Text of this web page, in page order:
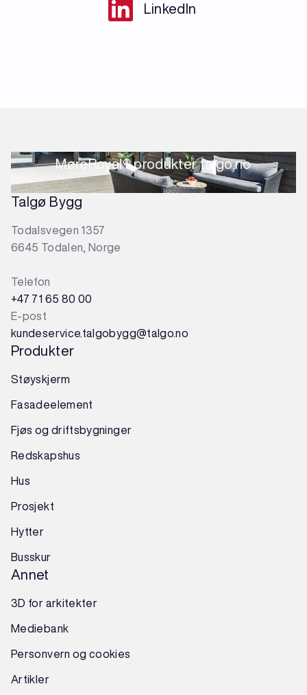
LinkedIn
MøreRoyal® produkter talgo.no
Talgø Bygg
Todalsvegen 1357
6645 Todalen, Norge
Telefon
+47 71 65 80 00
E-post
kundeservice.talgobygg@talgo.no
Produkter
Støyskjerm
Fasadeelement
Fjøs og driftsbygninger
Redskapshus
Hus
Prosjekt
Hytter
Busskur
Annet
3D for arkitekter
Mediebank
Personvern og cookies
Artikler